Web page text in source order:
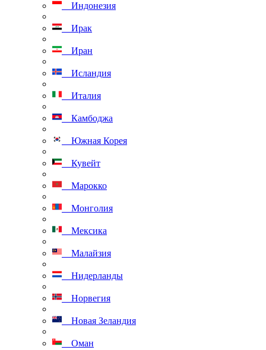
Индонезия
Ирак
Иран
Исландия
Италия
Камбоджа
Южная Корея
Кувейт
Марокко
Монголия
Мексика
Малайзия
Нидерланды
Норвегия
Новая Зеландия
Оман